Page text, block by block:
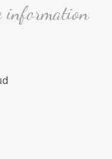
information